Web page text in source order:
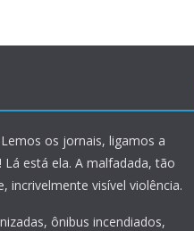
os jornais, ligamos a
está ela. A malfadada, tão
incrivelmente visível violência.
ônibus incendiados,